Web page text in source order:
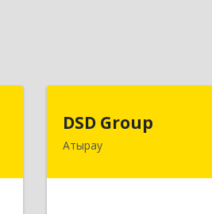
DSD Group
Атырау